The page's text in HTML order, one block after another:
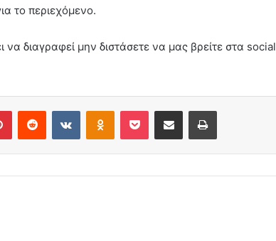
το περιεχόμενο.
να διαγραφεί μην διστάσετε να μας βρείτε στα social
PinterestReddit VKontakteOdnoklassniki
Pocket Share via Email Print